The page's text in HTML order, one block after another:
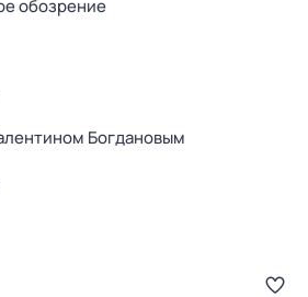
обозрение
Богдановым